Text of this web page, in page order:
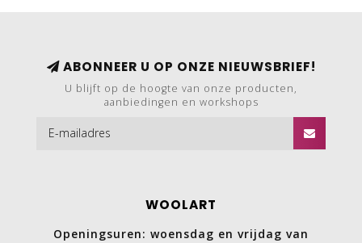
ABONNEER U OP ONZE NIEUWSBRIEF!
U blijft op de hoogte van onze producten,
aanbiedingen en workshops
WOOLART
Openingsuren: woensdag en vrijdag van